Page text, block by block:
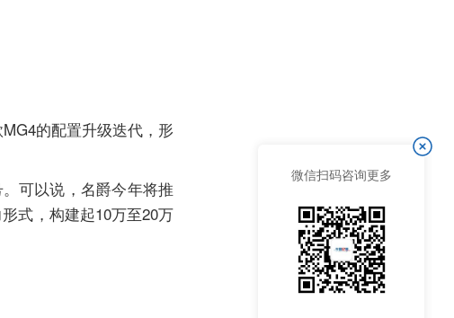
的配置升级迭代，形
可以说，名爵今年将推
式，构建起10万至20万
微信扫码咨询更多